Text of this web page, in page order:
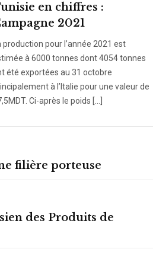
en chiffres :
2021
production pour l’année 2021 est
à 6000 tonnes dont 4054 tonnes
été exportées au 31 octobre
à l’Italie pour une valeur de
Ci-après le poids […]
filière porteuse
des Produits de